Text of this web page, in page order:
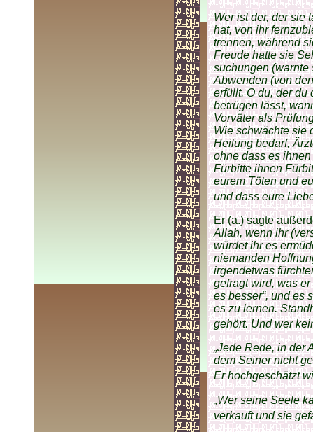
Wer ist der, der sie
hat, von ihr
trennen, während
Freude hatte sie
suchungen (warnte
Abwenden (von
erfüllt. O du, der du
betrügen lässt,
Vorväter als
Wie schwächte sie
Heilung bedarf,
ohne dass es
Fürbitte ihnen
eurem Töten und
und dass eure
Er (a.) sagte
Allah, wenn ihr
würdet ihr es
niemanden
irgendetwas
gefragt wird, was
es besser“, und es
es zu lernen.
gehört. Und wer
„Jede Rede, in der
dem Seiner nicht
Er hochgeschätzt
„Wer seine Seele
verkauft und sie